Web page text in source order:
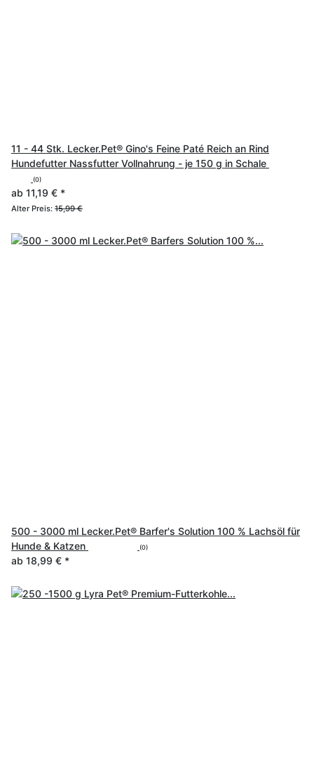
11 - 44 Stk. Lecker.Pet® Gino's Feine Paté Reich an Rind
Hundefutter Nassfutter Vollnahrung - je 150 g in Schale
(0)
ab 11,19 € *
Alter Preis: 15,99 €
500 - 3000 ml Lecker.Pet® Barfer's Solution 100 % Lachsöl für
Hunde & Katzen
(0)
ab 18,99 € *